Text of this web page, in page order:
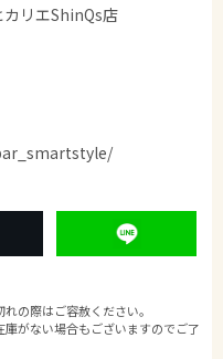
カリエShinQs店
の際はご容赦ください。
がない場合もございますのでご了